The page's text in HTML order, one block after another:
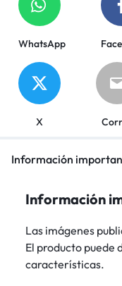
WhatsApp
X
Información
Información
Las imágenes
El producto puede
características.